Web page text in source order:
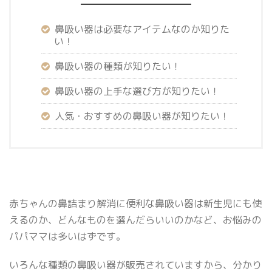
鼻吸い器は必要なアイテムなのか知りた
い！
鼻吸い器の種類が知りたい！
鼻吸い器の上手な選び方が知りたい！
人気・おすすめの鼻吸い器が知りたい！
赤ちゃんの鼻詰まり解消に便利な鼻吸い器は新生児にも使
えるのか、どんなものを選んだらいいのかなど、お悩みの
パパママは多いはずです。
いろんな種類の鼻吸い器が販売されていますから、分かり